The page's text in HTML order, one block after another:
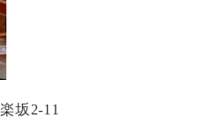
坂2-11